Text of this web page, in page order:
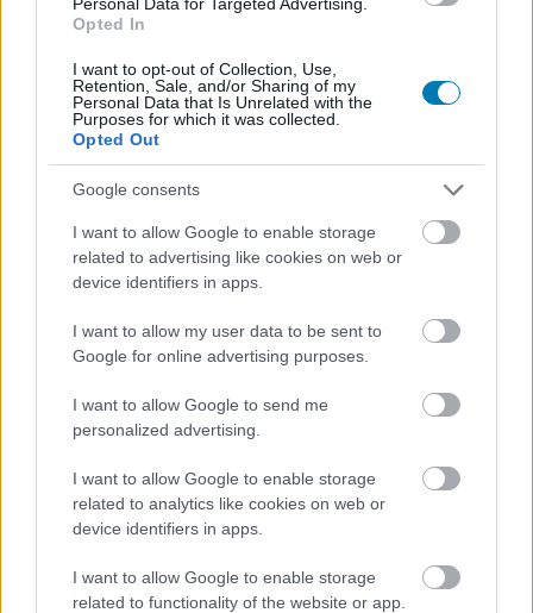
Opted In
I want to opt-out of Collection, Use,
Retention, Sale, and/or Sharing of my
Personal Data that Is Unrelated with the
Purposes for which it was collected.
Opted Out
Google consents
I want to allow Google to enable storage
related to advertising like cookies on web or
device identifiers in apps.
I want to allow my user data to be sent to
Google for online advertising purposes.
I want to allow Google to send me
personalized advertising.
I want to allow Google to enable storage
related to analytics like cookies on web or
device identifiers in apps.
I want to allow Google to enable storage
related to functionality of the website or app.
Unmute
A Netflixnek volt néhány mellényúlása a közelmúltban, de
most eléggé biztosra mennek. Elég a The Irishman
stáblistájára pillantani, és máris tudjuk, hogy ez
egyszerűen nem mehet félre. Gondoljunk csak arra, hogy
a rendezői székben Martin Scorsese csücsül, aki laza
140 millió dollárból csinál egy filmet, olyan sztárokkal,
mint Robert De Niro, Joe Pesci, Al Pacino, vagy éppen
Harvey Keitel.
A film az Egyesült Államokban játszódik, a második
világháború után. A több évtizeden átívelő történet
akinek volt szerencséje a 20. század leghírhedtebb
alakjaival együtt dolgozni. Az ő szemszögéből láthatjuk a
cselekményt, mely egyébként valós eseményekből merít:
az egyik legnagyobb megoldatlan rejtély, Jimmy Hoffa
eltűnése is előtérbe kerül. Képet kaphatunk továbbá a